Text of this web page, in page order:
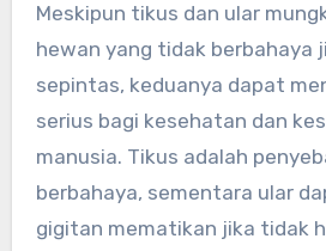
Meskipun tikus dan ular
hewan yang tidak berbahaya
sepintas, keduanya dapat
serius bagi kesehatan dan
manusia. Tikus adalah
berbahaya, sementara ular
gigitan mematikan jika tidak